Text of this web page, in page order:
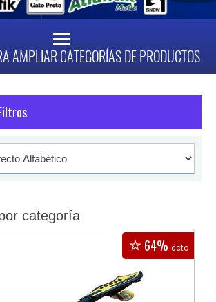
AMPLIAR CATEGORÍAS DE PRODUCTOS
categoría
64% dcto